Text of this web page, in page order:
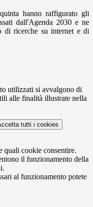
hanno raffigurato gli
dall'Agenda 2030 e ne
di ricerche su internet e di
utilizzati si avvalgono di
alle finalità illustrate nella
tutti i cookies
quali cookie consentire.
il funzionamento della
al funzionamento potete